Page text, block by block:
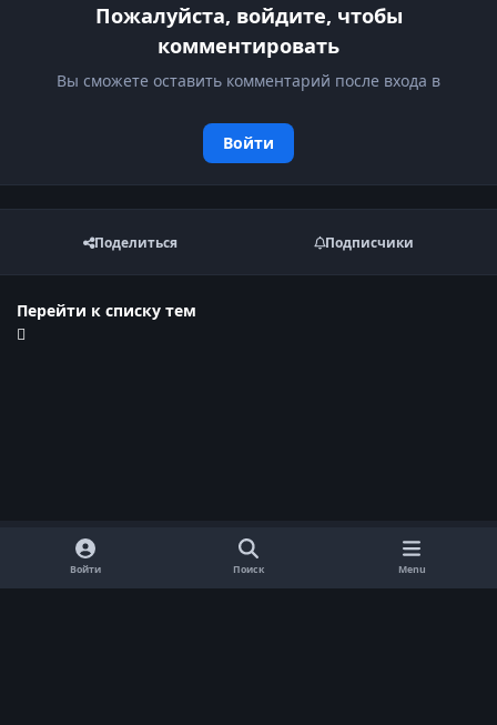
Пожалуйста, войдите, чтобы
комментировать
Вы сможете оставить комментарий после входа в
Войти
Поделиться Подписчики
Перейти к списку тем
Обратная связь Cookie-файлы
Договор оферты
Войти Поиск Menu